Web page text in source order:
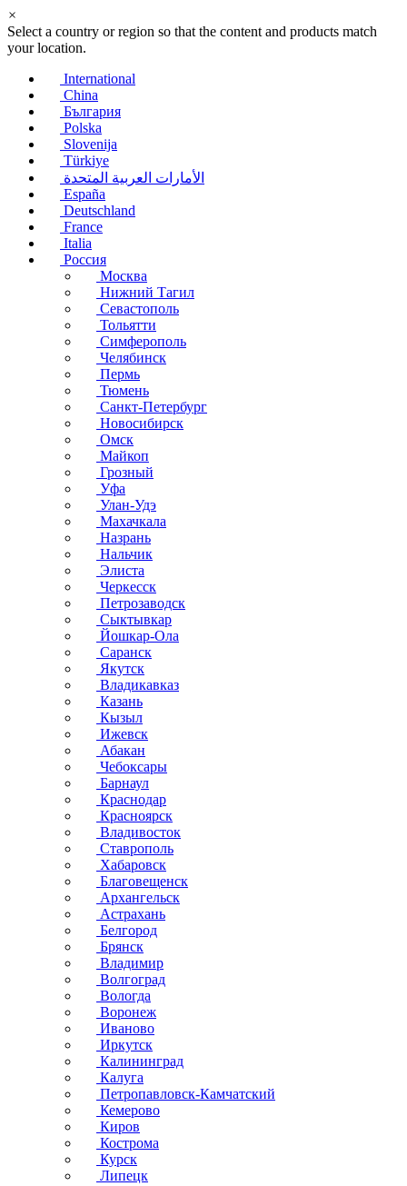
×
Select a country or region so that the content and products match
your location.
International
China
България
Polska
Slovenija
Türkiye
الأمارات العربية المتحدة
España
Deutschland
France
Italia
Россия
Москва
Нижний Тагил
Севастополь
Тольятти
Симферополь
Челябинск
Пермь
Тюмень
Санкт-Петербург
Новосибирск
Омск
Майкоп
Грозный
Уфа
Улан-Удэ
Махачкала
Назрань
Нальчик
Элиста
Черкесск
Петрозаводск
Сыктывкар
Йошкар-Ола
Саранск
Якутск
Владикавказ
Казань
Кызыл
Ижевск
Абакан
Чебоксары
Барнаул
Краснодар
Красноярск
Владивосток
Ставрополь
Хабаровск
Благовещенск
Архангельск
Астрахань
Белгород
Брянск
Владимир
Волгоград
Вологда
Воронеж
Иваново
Иркутск
Калининград
Калуга
Петропавловск-Камчатский
Кемерово
Киров
Кострома
Курск
Липецк